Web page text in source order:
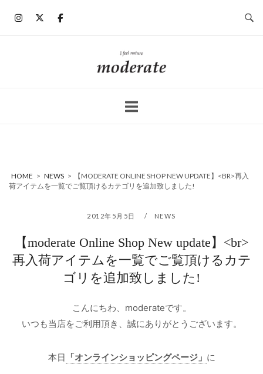
ホ
ー
HOME > NEWS >
【MODERATE ONLINE SHOP NEW UPDATE】<BR>再入
荷アイテムを一覧でご覧頂けるカテゴリを追加致しました!
2012年5月5日 NEWS
【moderate Online Shop New update】<br>
再入荷アイテムを一覧でご覧頂けるカテ
ゴリを追加致しました!
こんにちわ、moderateです。
いつも当店をご利用頂き、誠にありがとうございます。
本日 「オンラインショッピングページ」 に